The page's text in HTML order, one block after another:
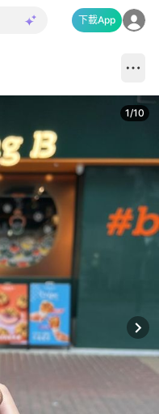
下載App
1/10